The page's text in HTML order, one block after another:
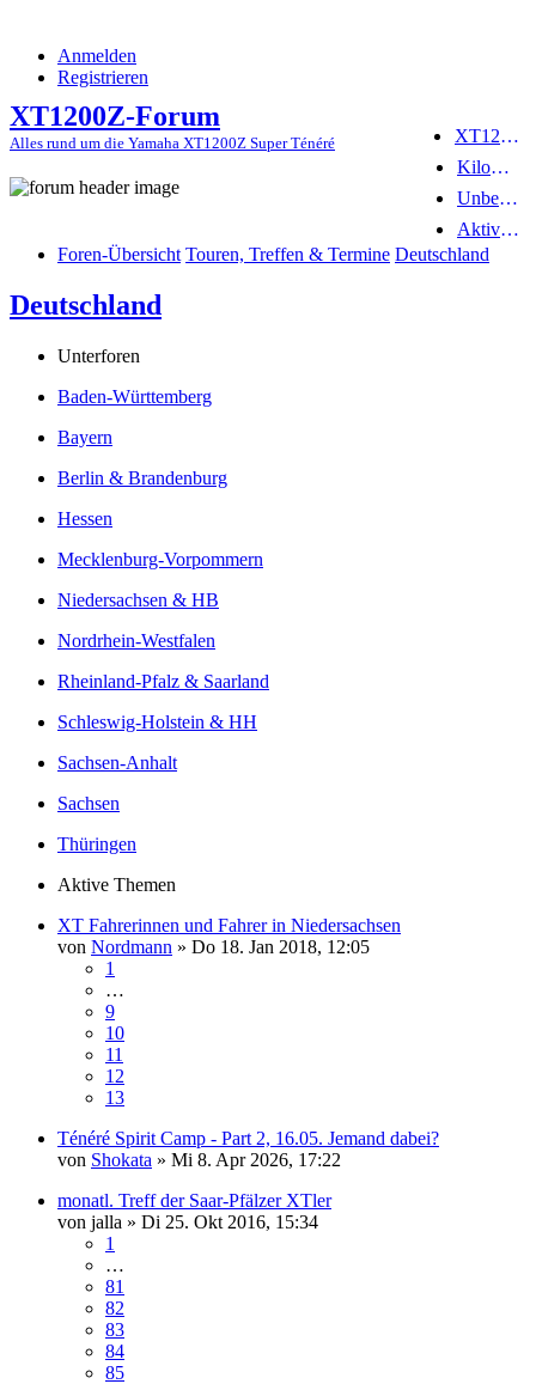
Anmelden
Registrieren
XT1200Z-Wiki
Kilometerstatistik
Unbeantwortete Themen
Aktive Themen
XT1200Z-Forum
Alles rund um die Yamaha XT1200Z Super Ténéré
Foren-Übersicht Touren, Treffen & Termine Deutschland
Deutschland
Unterforen
Baden-Württemberg
Bayern
Berlin & Brandenburg
Hessen
Mecklenburg-Vorpommern
Niedersachsen & HB
Nordrhein-Westfalen
Rheinland-Pfalz & Saarland
Schleswig-Holstein & HH
Sachsen-Anhalt
Sachsen
Thüringen
Aktive Themen
XT Fahrerinnen und Fahrer in Niedersachsen
von Nordmann » Do 18. Jan 2018, 12:05
1
…
9
10
11
12
13
Ténéré Spirit Camp - Part 2, 16.05. Jemand dabei?
von Shokata » Mi 8. Apr 2026, 17:22
monatl. Treff der Saar-Pfälzer XTler
von jalla » Di 25. Okt 2016, 15:34
1
…
81
82
83
84
85